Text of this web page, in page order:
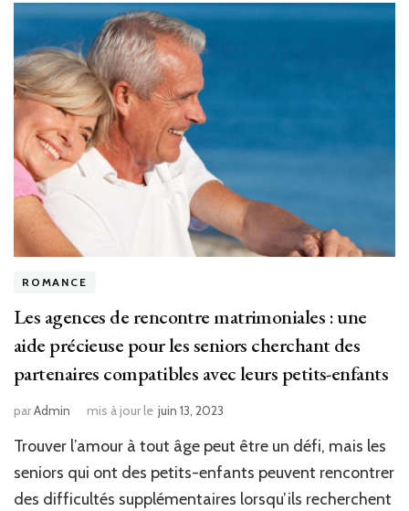
ROMANCE
Les agences de rencontre matrimoniales : une
aide précieuse pour les seniors cherchant des
partenaires compatibles avec leurs petits-enfants
parAdmin mis à jour le juin 13, 2023
Trouver l’amour à tout âge peut être un défi, mais les
seniors qui ont des petits-enfants peuvent rencontrer
des difficultés supplémentaires lorsqu’ils recherchent